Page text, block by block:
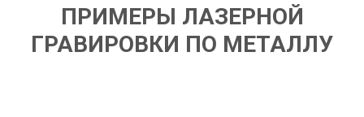
ПРИМЕРЫ ЛАЗЕРНОЙ
ГРАВИРОВКИ ПО МЕТАЛЛУ